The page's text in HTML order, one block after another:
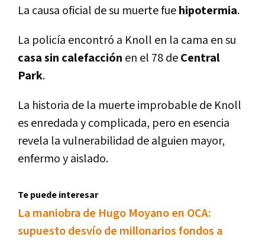
La causa oficial de su muerte fuehipotermia.
La policí­a encontró a Knoll en la cama en su
casa sin calefacción en el 78 deCentral
Park.
La historia de la muerte improbable de Knoll
es enredada y complicada, pero en esencia
revela la vulnerabilidad de alguien mayor,
enfermo y aislado.
Te puede interesar
La maniobra de Hugo Moyano en OCA:
supuesto desví­o de millonarios fondos a